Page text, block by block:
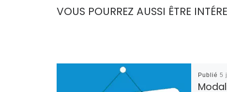
VOUS POURREZ AUSSI ÊTRE
Publié 5